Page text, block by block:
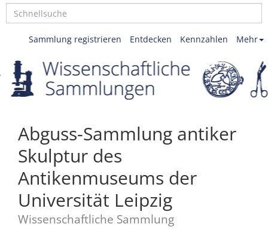
Mehr
Kennzahlen
Entdecken
Sammlung registrieren
Abguss-Sammlung antiker
Skulptur des
Antikenmuseums der
Universität Leipzig
Wissenschaftliche Sammlung